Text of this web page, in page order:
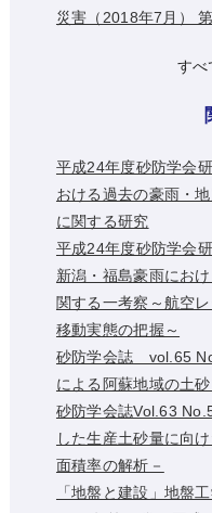
災害（2018年7月）
すべ
平成24年度砂防学会
おける過去の豪雨・
に関する研究
平成24年度砂防学会
新潟・福島豪雨にお
関する一考察～航空
移動実態の把握～
砂防学会誌 vol.65
による阿蘇地域の土
砂防学会誌Vol.63
した生産土砂量に向
面積率の解析－
「地盤と建設」地盤